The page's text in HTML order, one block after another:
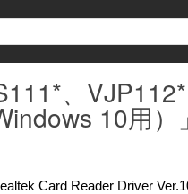
、
10用
Card Reader Driver